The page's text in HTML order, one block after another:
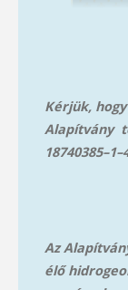
Kérjük,
Alapítvány
Az
élő